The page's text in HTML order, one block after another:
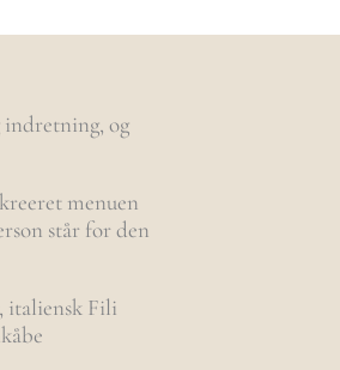
indretning, og
menuen
står for den
italiensk Fili